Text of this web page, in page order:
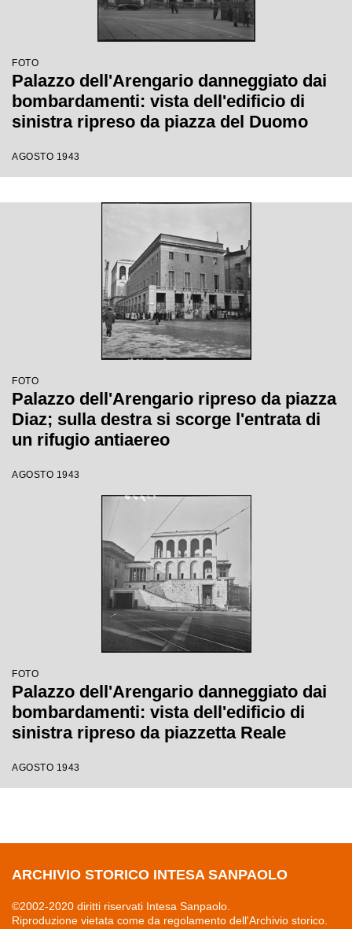
FOTO
Palazzo dell'Arengario danneggiato dai
bombardamenti: vista dell'edificio di
sinistra ripreso da piazza del Duomo
AGOSTO 1943
FOTO
Palazzo dell'Arengario ripreso da piazza
Diaz; sulla destra si scorge l'entrata di
un rifugio antiaereo
AGOSTO 1943
FOTO
Palazzo dell'Arengario danneggiato dai
bombardamenti: vista dell'edificio di
sinistra ripreso da piazzetta Reale
AGOSTO 1943
ARCHIVIO STORICO INTESA SANPAOLO
©2002-2020 diritti riservati Intesa Sanpaolo.
Riproduzione vietata come da regolamento dell'Archivio storico.